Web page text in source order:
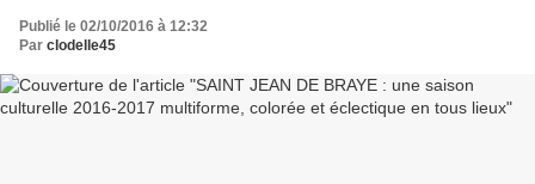
Publié le 02/10/2016 à 12:32
Par clodelle45